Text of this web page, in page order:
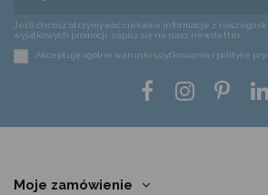
Jeśli chcesz otrzymywać ciekawe informacje z naszego
wyjątkowych promocji, zapisz się na nasz newsletter.
Akceptuję ogólne warunki użytkowania i politykę
Moje zamówienie